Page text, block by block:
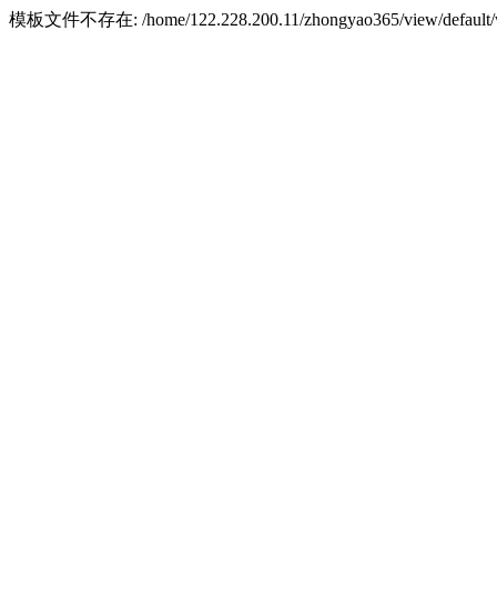
模板文件不存在: /home/122.228.200.11/zhongyao365/view/default/